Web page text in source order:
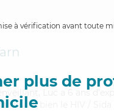
à vérification avant toute
plus de
Luc a 6 ans
bien le HIV /